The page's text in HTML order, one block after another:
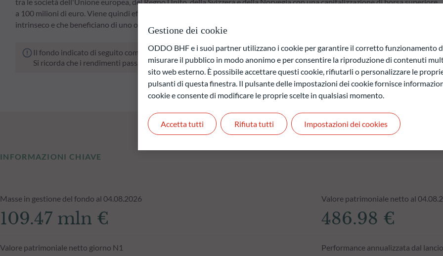
a 100 milioni di euro. Viene quindi effettuata una selezione dei titoli che presentano uno sconto rispetto al loro valore
intrinseco e che beneficiano di uno o più catalizzatori in grado di ridurre tale sconto.
Il fondo indicato di seguito comporta un rischio di perdita di capitale.
Si ricorda che i rendimenti passati non sono indicativi di quelli futuri e possono variare nel tempo.
INFORMAZIONI CHIAVE
Masse in gestione del fondo al 04.08.2026
109.47 mln €
Valore patrimoniale netto al
486.98 €
Valore patrimoniale netto giorno N1 Performance annualizzata dal lancio
Gestione dei cookie
ODDO BHF e i suoi partner utilizzano i cookie per garantire il corretto funzionamento
misurare il pubblico in modo anonimo e per consentire la riproduzione di contenuti
sito web esterno. È possibile accettare questi cookie, rifiutarli o personalizzare le
pulsanti di questa finestra. Il pulsante delle impostazioni dei cookie fornisce
cookie e consente di modificare le proprie scelte in qualsiasi momento.
Rifiuta tutti
Accetta tutti Impostazioni dei cookies